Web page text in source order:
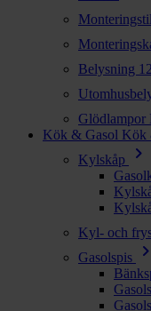
Belysning
Kök & Gasol Kök
Kylskåp
chevron_right
Kyl- och
Gasolspis chevron_right